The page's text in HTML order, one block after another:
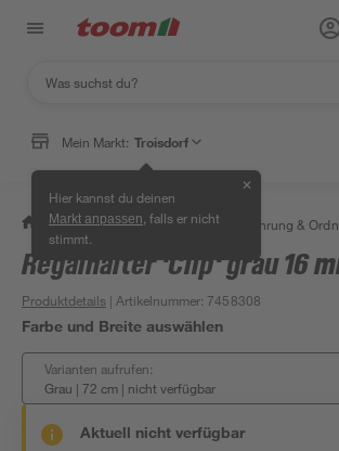
Mein Markt: Troisdorf
Hier kannst du deinen
Markt anpassen , falls er nicht
stimmt.
✕
/ Wohnen & Haushalt / Aufbewahrung &
Regalhalter 'Clip' grau 16
Produktdetails | Artikelnummer: 7458308
Farbe und Breite auswählen
Varianten aufrufen:
Grau | 72 cm | nicht verfügbar
Aktuell nicht verfügbar